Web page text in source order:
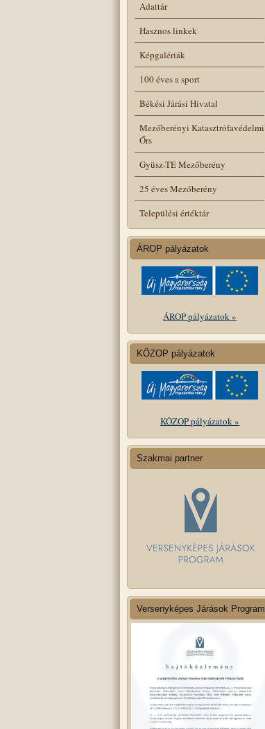
Adattár
Hasznos linkek
Képgalériák
100 éves a sport
Békési Járási Hivatal
Mezőberényi Katasztrófavédelmi
Őrs
Gyüsz-TE Mezőberény
25 éves Mezőberény
Települési értéktár
ÁROP pályázatok
ÁROP pályázatok »
KÖZOP pályázatok
KÖZOP pályázatok »
Szakmai partner
Versenyképes Járások Program